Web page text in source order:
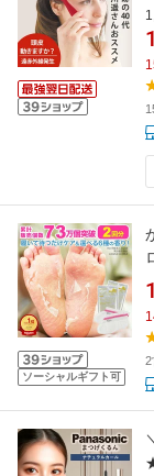
ソーシャルギフト可
2